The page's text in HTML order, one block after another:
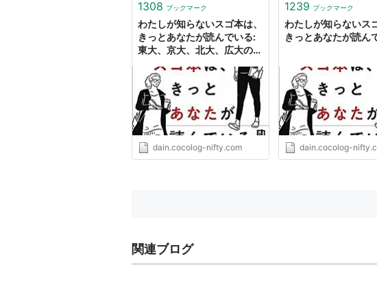
出すぎた杭は打たれ
アーティスト: アンジュル
アップ
発売日:
2015/11/11
メディア:CD
この商品を含むブログ (87
出すぎた杭は打たれ
1308 ブックマーク
わたしが知らないスゴ本は、
きっとあなたが読んでいる:
東大、京大、北大、広大の教
100冊
dain.cocolog-nifty.com
1239 ブックマーク
わたしが知らないス
きっとあなたが読ん
dain.cocolog-
関連ブログ